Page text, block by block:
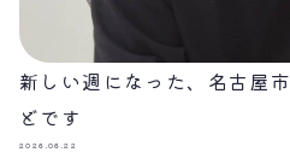
新しい週になった、名古屋
どです
2026.06.22